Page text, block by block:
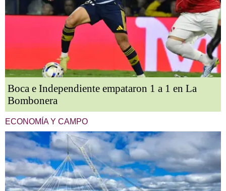
Boca e Independiente empataron 1 a 1 en La
Bombonera
ECONOMÍA Y CAMPO